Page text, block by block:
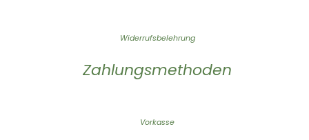
Widerrufsbelehrung
Zahlungsmethoden
Vorkasse